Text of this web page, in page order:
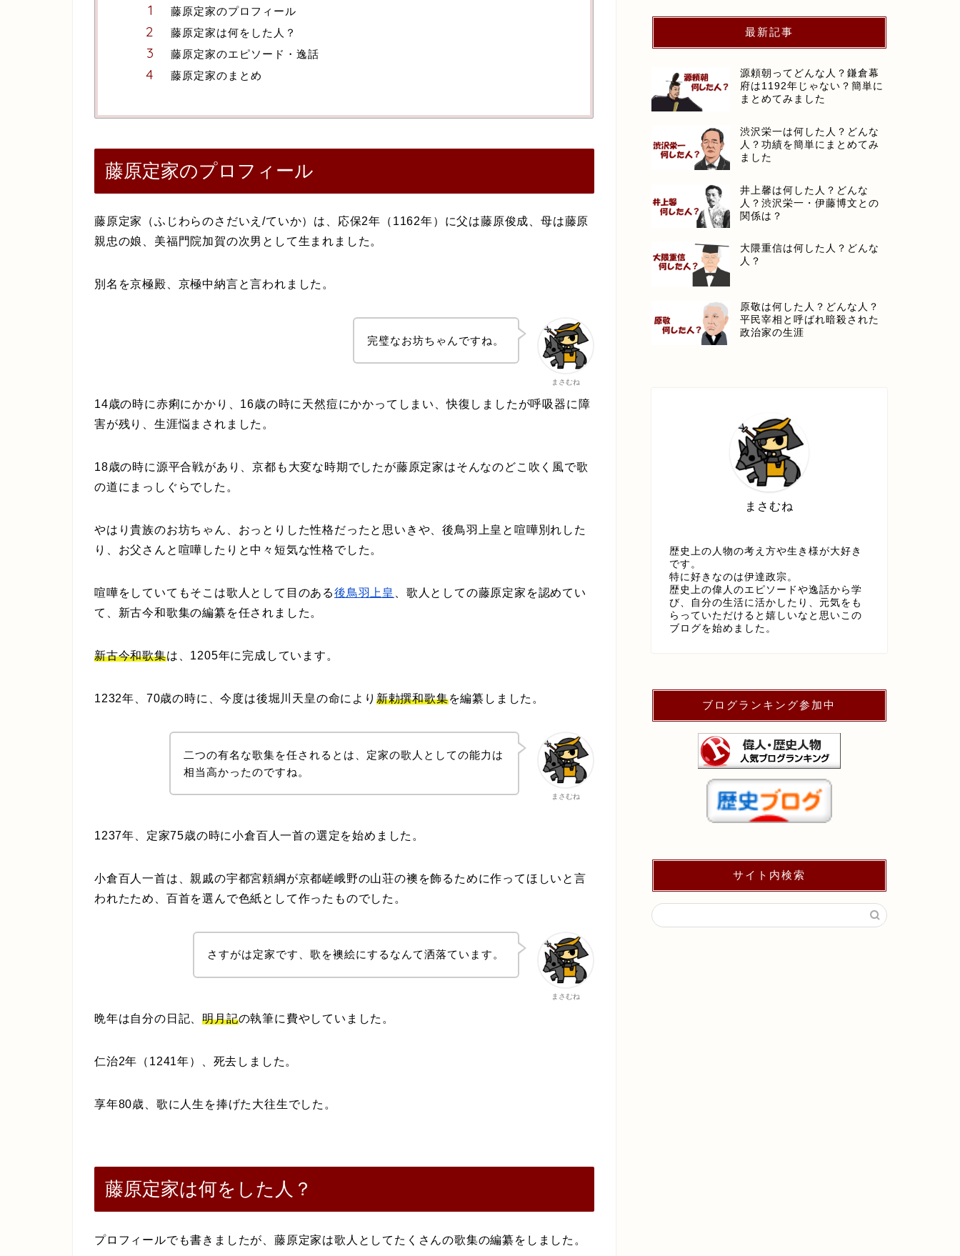
藤原定家のプロフィール
藤原定家は何をした人？
藤原定家のエピソード・逸話
藤原定家のまとめ
藤原定家のプロフィール
藤原定家（ふじわらのさだいえ/ていか）は、応保2年（1162年）に父は藤原俊成、母は藤原
親忠の娘、美福門院加賀の次男として生まれました。
別名を京極殿、京極中納言と言われました。
まさむね
完璧なお坊ちゃんですね。
14歳の時に赤痢にかかり、16歳の時に天然痘にかかってしまい、快復しましたが呼吸器に障
害が残り、生涯悩まされました。
18歳の時に源平合戦があり、京都も大変な時期でしたが藤原定家はそんなのどこ吹く風で歌
の道にまっしぐらでした。
やはり貴族のお坊ちゃん、おっとりした性格だったと思いきや、後鳥羽上皇と喧嘩別れした
り、お父さんと喧嘩したりと中々短気な性格でした。
喧嘩をしていてもそこは歌人として目のある後鳥羽上皇
、歌人としての藤原定家を認めてい
て、新古今和歌集の編纂を任されました。
新古今和歌集は、1205年に完成しています。
1232年、70歳の時に、今度は後堀川天皇の命により 新勅撰和歌集を編纂しました。
まさむね
二つの有名な歌集を任されるとは、定家の歌人としての能力は
相当高かったのですね。
1237年、定家75歳の時に小倉百人一首の選定を始めました。
小倉百人一首は、親戚の宇都宮頼綱が京都嵯峨野の山荘の襖を飾るために作ってほしいと言
われたため、百首を選んで色紙として作ったものでした。
まさむね
さすがは定家です、歌を襖絵にするなんて洒落ています。
晩年は自分の日記、明月記の執筆に費やしていました。
仁治2年（1241年）、死去しました。
享年80歳、歌に人生を捧げた大往生でした。
藤原定家は何をした人？
プロフィールでも書きましたが、藤原定家は歌人としてたくさんの歌集の編纂をしました。
最新記事
源頼朝ってどんな人？鎌倉幕
府は1192年じゃない？簡単に
まとめてみました
渋沢栄一は何した人？どんな
人？功績を簡単にまとめてみ
ました
井上馨は何した人？どんな
人？渋沢栄一・伊藤博文との
関係は？
大隈重信は何した人？どんな
人？
原敬は何した人？どんな人？
平民宰相と呼ばれ暗殺された
政治家の生涯
まさむね
歴史上の人物の考え方や生き様が大好き
です。
特に好きなのは伊達政宗。
歴史上の偉人のエピソードや逸話から学
び、自分の生活に活かしたり、元気をも
らっていただけると嬉しいなと思いこの
ブログを始めました。
ブログランキング参加中
サイト内検索